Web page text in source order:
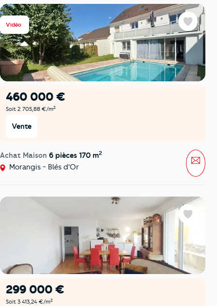
Vidéo
460 000 €
Soit 2 705,88 €/m2
Vente
Achat Maison 6 pièces 170 m2
Morangis - Blés d'Or
Favoris
299 000 €
Soit 3 413,24 €/m2
Favoris